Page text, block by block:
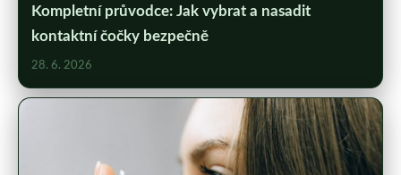
Kompletní průvodce: Jak vybrat a nasadit
kontaktní čočky bezpečně
28. 6. 2026